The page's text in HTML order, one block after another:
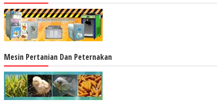
Mesin Pertanian Dan Peternakan